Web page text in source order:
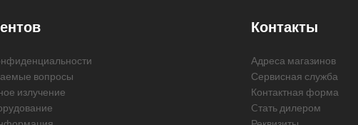
вопросы
излучение
Контакты
Адреса магазинов
Сервисная служба
Контактная форма
Cтать дилером